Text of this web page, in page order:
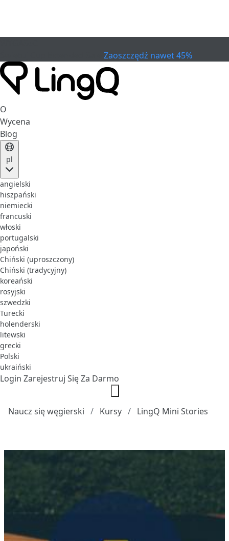
Zaoszczędź nawet 45%
O
Wycena
Blog
pl
angielski
hiszpański
niemiecki
francuski
włoski
portugalski
japoński
Chiński (uproszczony)
Chiński (tradycyjny)
koreański
rosyjski
szwedzki
Turecki
holenderski
litewski
grecki
Polski
ukraiński
Login Zarejestruj Się Za Darmo
Naucz się węgierski Kursy LingQ Mini Stories